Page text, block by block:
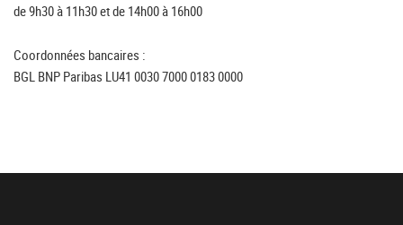
de 9h30 à 11h30 et de 14h00 à 16h00
Coordonnées bancaires :
BGL BNP Paribas LU41 0030 7000 0183 0000